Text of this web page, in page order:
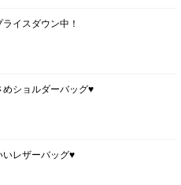
イスダウン中！
めショルダーバッグ♥
いレザーバッグ♥